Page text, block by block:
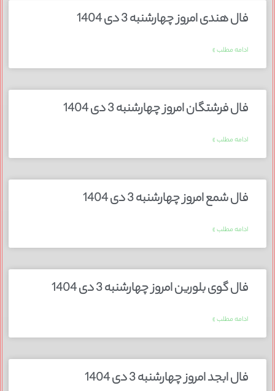
فال هندی امروز چهارشنبه 3 دی 1404
ادامه مطلب »
فال فرشتگان امروز چهارشنبه 3 دی 1404
ادامه مطلب »
فال شمع امروز چهارشنبه 3 دی 1404
ادامه مطلب »
فال گوی بلورین امروز چهارشنبه 3 دی 1404
ادامه مطلب »
فال ابجد امروز چهارشنبه 3 دی 1404